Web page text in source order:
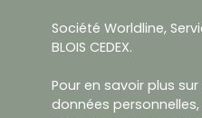
Société Worldline,
BLOIS CEDEX.
Pour en savoir plus
données